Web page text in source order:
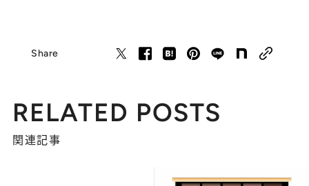
Share
RELATED POSTS
関連記事